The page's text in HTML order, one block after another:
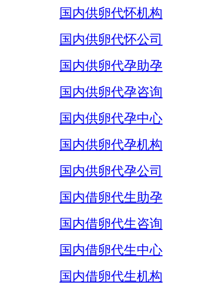
国内供卵代怀机构
国内供卵代怀公司
国内供卵代孕助孕
国内供卵代孕咨询
国内供卵代孕中心
国内供卵代孕机构
国内供卵代孕公司
国内借卵代生助孕
国内借卵代生咨询
国内借卵代生中心
国内借卵代生机构